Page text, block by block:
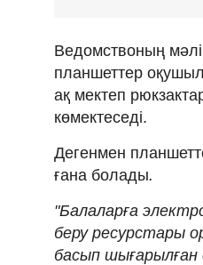
Ведомствоның
планшеттер
ақ мектеп
көмектеседі.
Дегенмен
ғана болады.
"Балаларға
беру ресурстары
басып шығарылған